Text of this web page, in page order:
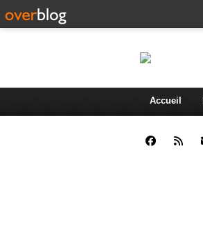
Accueil